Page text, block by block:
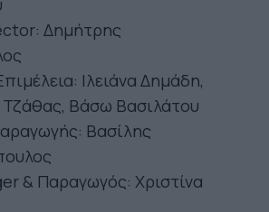
Δημήτρης
Ιλειάνα Δημάδη,
Τζάθας, Βάσω Βασιλάτου
Βασίλης
& Παραγωγός: Χριστίνα